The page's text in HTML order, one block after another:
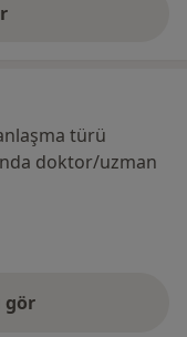
türü
doktor/uzman
gör